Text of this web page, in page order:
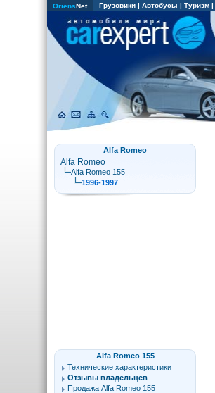
OriensNet Грузовики | Автобусы | Туризм |
Alfa Romeo
Alfa Romeo
Alfa Romeo 155
1996-1997
Alfa Romeo 155
Технические характеристики
Отзывы владельцев
Продажа Alfa Romeo 155